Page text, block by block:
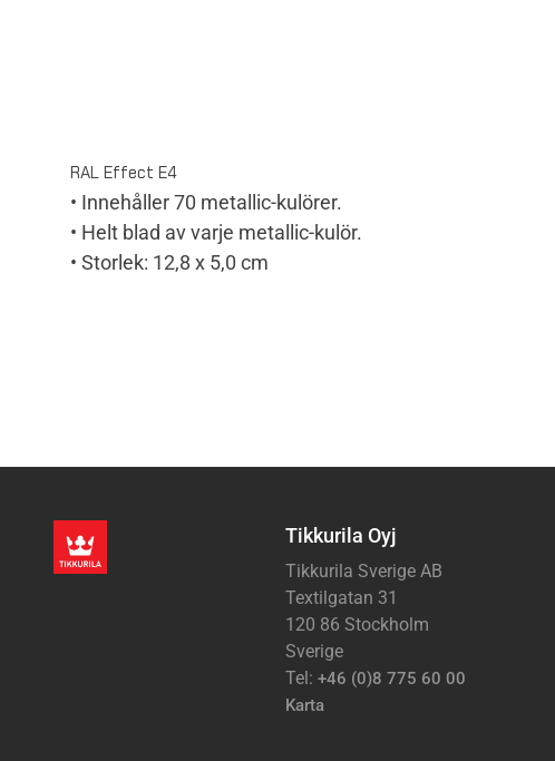
RAL Effect E4
• Innehåller 70 metallic-kulörer.
• Helt blad av varje metallic-kulör.
• Storlek: 12,8 x 5,0 cm
Tikkurila Oyj
Tikkurila Sverige AB
Textilgatan 31
120 86 Stockholm
Sverige
Tel: +46 (0)8 775 60 00
Karta